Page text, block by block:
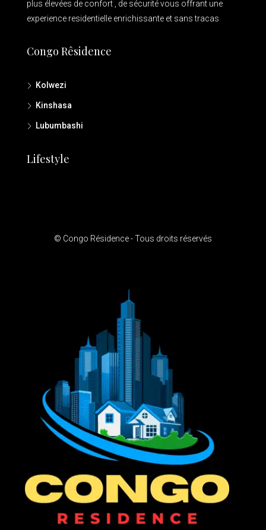
plus élevées de confort , de sécurité vous offrant une
experience residentielle enrichissante et sans tracas
Congo Rêsidence
Kolwezi
Kinshasa
Lubumbashi
Lifestyle
© Congo Résidence - Tous droits réservés